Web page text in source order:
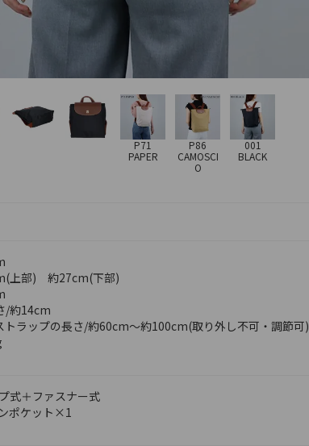
P71
PAPER
P86
CAMOSCI
O
001
BLACK
上部) 約27cm(下部)
/約14cm
トラップの長さ/約60cm～約100cm(取り外し不可・調節可)
式＋ファスナー式
ポケット×1